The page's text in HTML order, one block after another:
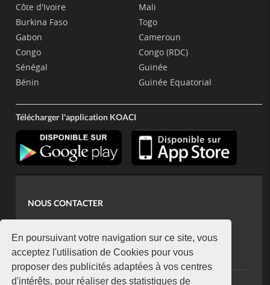
En poursuivant votre navigation sur ce site, vous
acceptez l'utilisation de Cookies pour vous
proposer des publicités adaptées à vos centres
d'intérêts, pour réaliser des statistiques de
Côte d'Ivoire
Burkina Faso
Gabon
Congo
Sénégal
Bénin
Mali
Togo
Cameroun
Congo (RDC)
Guinée
Guinée Equatorial
Télécharger l'application KOACI
NOUS CONTACTER
koaci@yahoo.fr
+225 07 08 85 52 93